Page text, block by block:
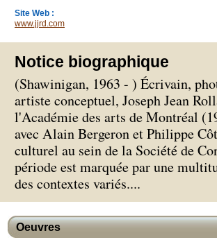
Site Web :
www.jjrd.com
Notice biographique
(Shawinigan, 1963 - ) Écrivain,
artiste conceptuel, Joseph Jean
l'Académie des arts de Montréal
avec Alain Bergeron et Philippe
culturel au sein de la Société de
période est marquée par une
des contextes variés....
Oeuvres